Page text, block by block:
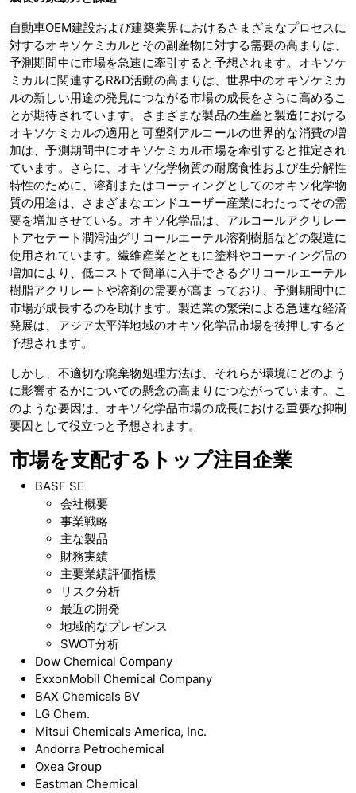
自動車OEM建設および建築業界におけるさまざまなプロセスに
対するオキソケミカルとその副産物に対する需要の高まりは、
予測期間中に市場を急速に牽引すると予想されます。オキソケ
ミカルに関連するR&D活動の高まりは、世界中のオキソケミカ
ルの新しい用途の発見につながる市場の成長をさらに高めるこ
とが期待されています。さまざまな製品の生産と製造における
オキソケミカルの適用と可塑剤アルコールの世界的な消費の増
加は、予測期間中にオキソケミカル市場を牽引すると推定され
ています。さらに、オキソ化学物質の耐腐食性および生分解性
特性のために、溶剤またはコーティングとしてのオキソ化学物
質の用途は、さまざまなエンドユーザー産業にわたってその需
要を増加させている。オキソ化学品は、アルコールアクリレー
トアセテート潤滑油グリコールエーテル溶剤樹脂などの製造に
使用されています。繊維産業とともに塗料やコーティング品の
増加により、低コストで簡単に入手できるグリコールエーテル
樹脂アクリレートや溶剤の需要が高まっており、予測期間中に
市場が成長するのを助けます。製造業の繁栄による急速な経済
発展は、アジア太平洋地域のオキソ化学品市場を後押しすると
予想されます。
しかし、不適切な廃棄物処理方法は、それらが環境にどのよう
に影響するかについての懸念の高まりにつながっています。こ
のような要因は、オキソ化学品市場の成長における重要な抑制
要因として役立つと予想されます。
市場を支配するトップ注目企業
BASF SE
会社概要
事業戦略
主な製品
財務実績
主要業績評価指標
リスク分析
最近の開発
地域的なプレゼンス
SWOT分析
Dow Chemical Company
ExxonMobil Chemical Company
BAX Chemicals BV
LG Chem.
Mitsui Chemicals America, Inc.
Andorra Petrochemical
Oxea Group
Eastman Chemical